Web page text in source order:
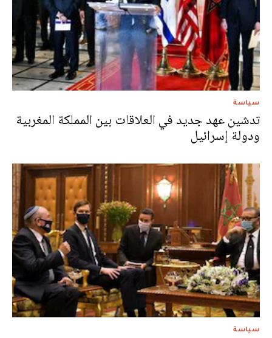
سياسة
تدشين عهد جديد في العلاقات بين المملكة المغربية
ودولة إسرائيل
سياسة